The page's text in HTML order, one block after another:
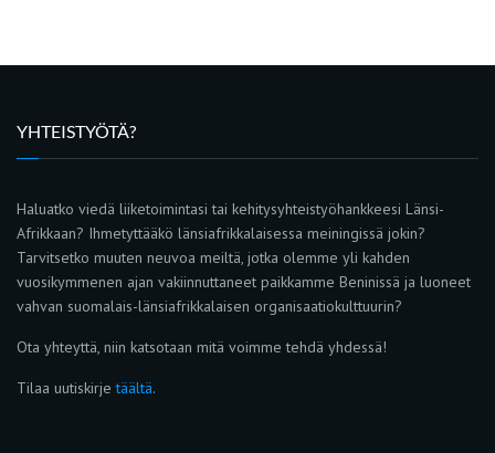
YHTEISTYÖTÄ?
Haluatko viedä liiketoimintasi tai kehitysyhteistyöhankkeesi Länsi-
Afrikkaan? Ihmetyttääkö länsiafrikkalaisessa meiningissä jokin?
Tarvitsetko muuten neuvoa meiltä, jotka olemme yli kahden
vuosikymmenen ajan vakiinnuttaneet paikkamme Beninissä ja luoneet
vahvan suomalais-länsiafrikkalaisen organisaatiokulttuurin?
Ota yhteyttä, niin katsotaan mitä voimme tehdä yhdessä!
Tilaa uutiskirjetäältä.